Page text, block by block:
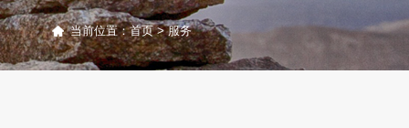
当前位置：首页 >服务